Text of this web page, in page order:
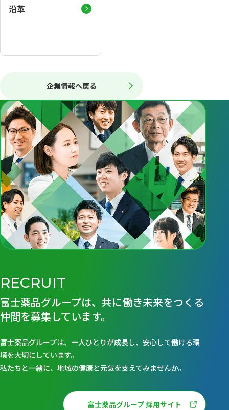
沿革
企業情報へ戻る
RECRUIT
富士薬品グループは、共に働き未来をつくる
仲間を募集しています。
富士薬品グループは、一人ひとりが成長し、安心して働ける環
境を大切にしています。
私たちと一緒に、地域の健康と元気を支えてみませんか。
富士薬品グループ 採用サイト